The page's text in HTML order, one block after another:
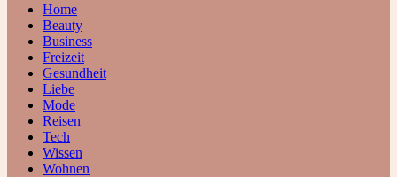
Home
Beauty
Business
Freizeit
Gesundheit
Liebe
Mode
Reisen
Tech
Wissen
Wohnen